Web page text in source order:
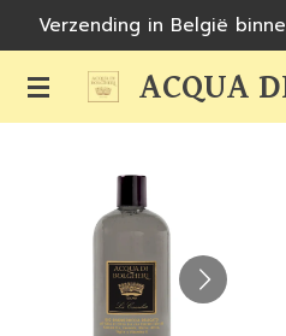
naar
de
ACQUA
Verzending in België